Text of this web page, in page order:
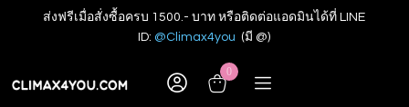
ส่งฟรีเมื่อสั่งซื้อครบ 1500.- บาท หรือติดต่อแอดมินได้ที่ LINE
ID: @Climax4you (มี @)
0